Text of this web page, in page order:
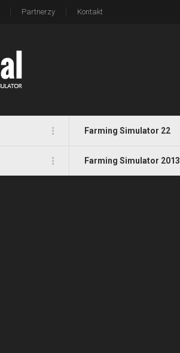
Partnerzy Kontakt
Farming Simulator 22
Farming Simulator 2013